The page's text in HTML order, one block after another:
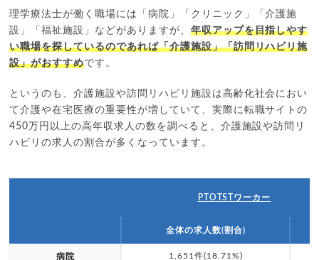
理学療法士が働く職場には「病院」「クリニック」「介護施
設」「福祉施設」などがありますが、 年収アップを目指しやす
い職場を探しているのであれば「介護施設」「訪問リハビリ施
設」がおすすめです。
というのも、介護施設や訪問リハビリ施設は高齢化社会におい
て介護や在宅医療の重要性が増していて、実際に転職サイトの
450万円以上の高年収求人の数を調べると、介護施設や訪問リ
ハビリの求人の割合が多くなっています。
PTOTSTワーカー
全体の求人数(割合)
病院 1,651件(18.71%)